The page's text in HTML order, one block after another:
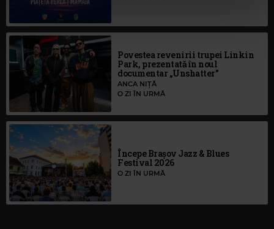
cu utilizarea modulelor noastre cookie.
Povestea revenirii trupei Linkin
Park, prezentată în noul
documentar „Unshatter”
ANCA NIȚĂ
O ZI ÎN URMĂ
Începe Brașov Jazz & Blues
Festival 2026
O ZI ÎN URMĂ